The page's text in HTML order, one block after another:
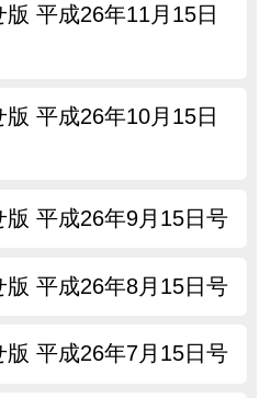
平成26年11月15日
平成26年10月15日
版 平成26年9月15日号
版 平成26年8月15日号
版 平成26年7月15日号